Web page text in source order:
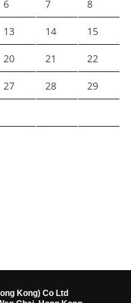
6 7 8
13 14 15
20 21 22
27 28 29
Kong) Co Ltd